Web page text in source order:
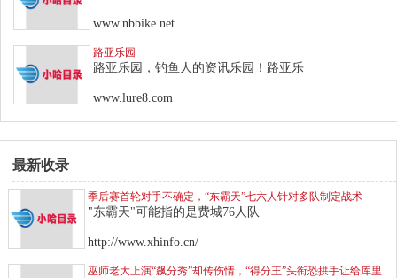
www.nbbike.net
路亚乐园
路亚乐园，钓鱼人的资讯乐园！路亚乐
www.lure8.com
最新收录
季后赛首轮对手不确定，“东霸天”七六人针对多队制定战术
"东霸天"可能指的是费城76人队
http://www.xhinfo.cn/
巫师老大上演“飙分秀”却传伤情，“得分王”头衔恐拱手让给库里